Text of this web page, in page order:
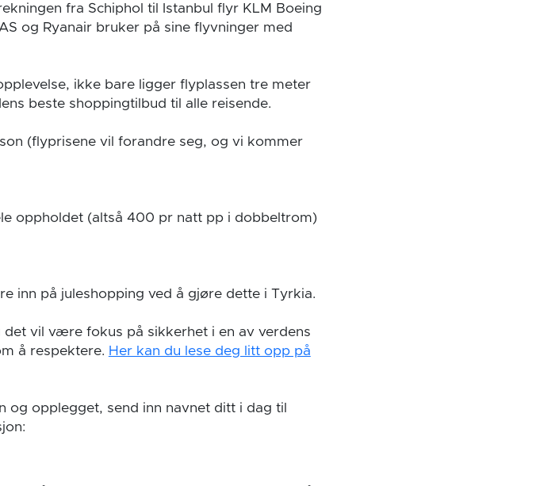
fra Schiphol til Istanbul flyr KLM Boeing
og Ryanair bruker på sine flyvninger med
ikke bare ligger flyplassen tre meter
beste shoppingtilbud til alle reisende.
(flyprisene vil forandre seg, og vi kommer
oppholdet (altså 400 pr natt pp i dobbeltrom)
inn på juleshopping ved å gjøre dette i Tyrkia.
det vil være fokus på sikkerhet i en av verdens
å respektere. Her kan du lese deg litt opp på
og opplegget, send inn navnet ditt i dag til